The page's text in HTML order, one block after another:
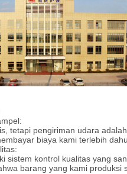
tetapi pengiriman udara
biaya kami terlebih
sistem kontrol kualitas yang
barang yang kami produksi